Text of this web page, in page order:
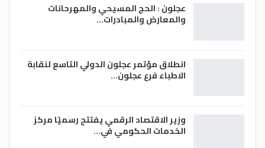
عجلون : الحج المسيحي والمهرحانات
والمعارض والمبادرات…
انطلاق مؤتمر عجلون الدولي التاسع لنقابة
الاطباء فرع عجلون…
وزير الاقتصاد الرقمي يفتتح رسميًا مركز
الخدمات الحكومي في…